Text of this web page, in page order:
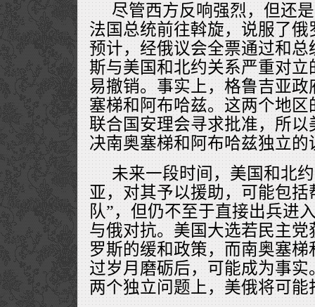
尽管西方反响强烈，但还
法国总统前往斡旋，说服了
预计，经俄议会全票通过和
斯与美国和北约关系严重对
易撤销。事实上，格鲁吉亚
塞梯和阿布哈兹。这两个地
联合国安理会寻求批准，所
决南奥塞梯和阿布哈兹独立
未来一段时间，美国和北
亚，对其予以援助，可能包括
队”，但仍不至于直接出兵进
与俄对抗。美国大选若民主
罗斯的缓和政策，而南奥塞
过岁月磨砺后，可能成为事
两个独立问题上，美俄将可能